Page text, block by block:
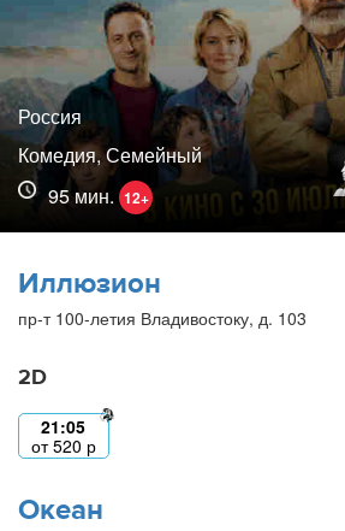
Россия
Комедия, Семейный
95 мин. 12+
Иллюзион
пр-т 100-летия Владивостоку, д. 103
2D
21:05
от520 р
Океан